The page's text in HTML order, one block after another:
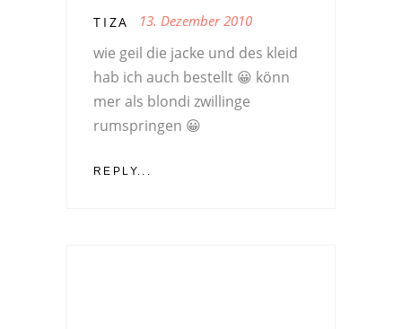
TIZA 13. Dezember 2010
wie geil die jacke und des kleid
hab ich auch bestellt 😀 könn
mer als blondi zwillinge
rumspringen 😀
REPLY...